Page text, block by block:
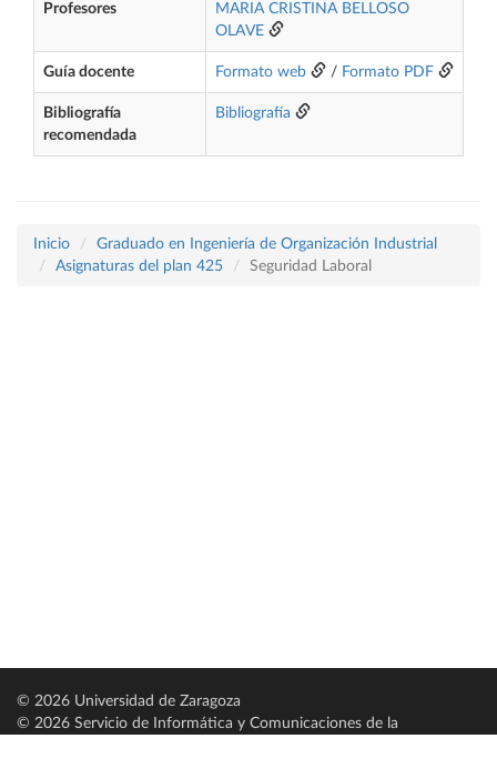
Profesores
MARIA CRISTINA BELLOSO
OLAVE
Guía docente Formato web / Formato PDF
Bibliografía
recomendada
Bibliografía
Inicio
Graduado en Ingeniería de Organización Industrial
Asignaturas del plan 425
Seguridad Laboral
© 2026 Universidad de Zaragoza
© 2026 Servicio de Informática y Comunicaciones de la